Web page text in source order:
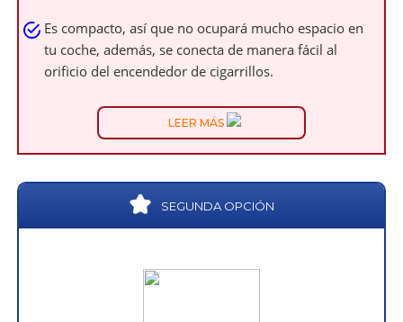
Es compacto, así que no ocupará mucho espacio en
tu coche, además, se conecta de manera fácil al
orificio del encendedor de cigarrillos.
LEER MÁS
SEGUNDA OPCIÓN